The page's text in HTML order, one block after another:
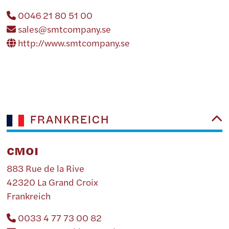
0046 21 80 51 00
sales@smtcompany.se
http://www.smtcompany.se
FRANKREICH
CMOI
883 Rue de la Rive
42320 La Grand Croix
Frankreich
0033 4 77 73 00 82